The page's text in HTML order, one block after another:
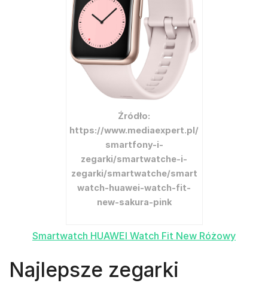
Źródło:
https://www.mediaexpert.pl/
smartfony-i-
zegarki/smartwatche-i-
zegarki/smartwatche/smart
watch-huawei-watch-fit-
new-sakura-pink
Smartwatch HUAWEI Watch Fit New Różowy
Najlepsze zegarki